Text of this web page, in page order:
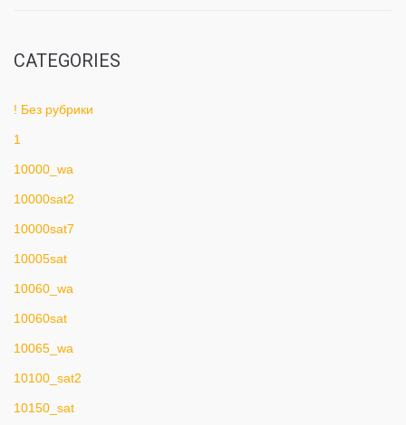
CATEGORIES
! Без рубрики
1
10000_wa
10000sat2
10000sat7
10005sat
10060_wa
10060sat
10065_wa
10100_sat2
10150_sat